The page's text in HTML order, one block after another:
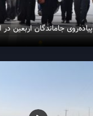
پیاده‌روی جاماندگان اربعین در